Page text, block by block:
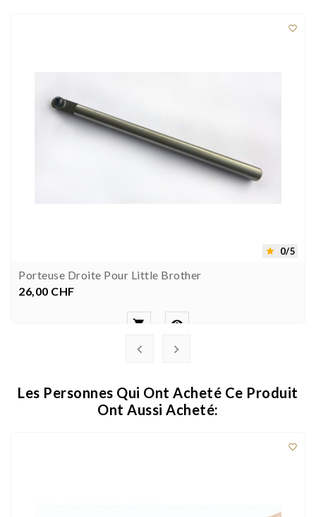

 0/5
Porteuse Droite Pour Little Brother
Prix
26,00 CHF
 
 
Les Personnes Qui Ont Acheté Ce Produit
Ont Aussi Acheté:
